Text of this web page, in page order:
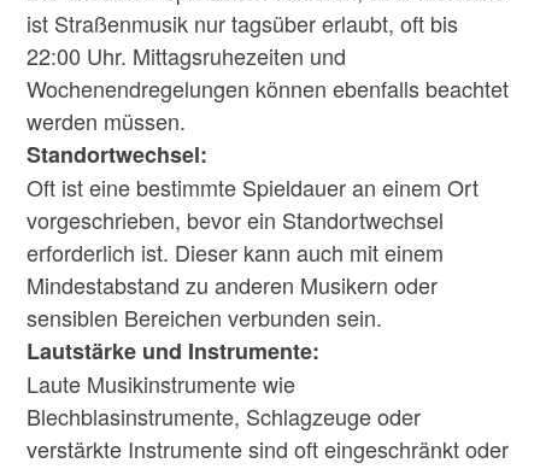
ist Straßenmusik nur tagsüber erlaubt, oft bis
22:00 Uhr. Mittagsruhezeiten und
Wochenendregelungen können ebenfalls beachtet
werden müssen.
Standortwechsel:
Oft ist eine bestimmte Spieldauer an einem Ort
vorgeschrieben, bevor ein Standortwechsel
erforderlich ist. Dieser kann auch mit einem
Mindestabstand zu anderen Musikern oder
sensiblen Bereichen verbunden sein.
Lautstärke und Instrumente:
Laute Musikinstrumente wie
Blechblasinstrumente, Schlagzeuge oder
verstärkte Instrumente sind oft eingeschränkt oder